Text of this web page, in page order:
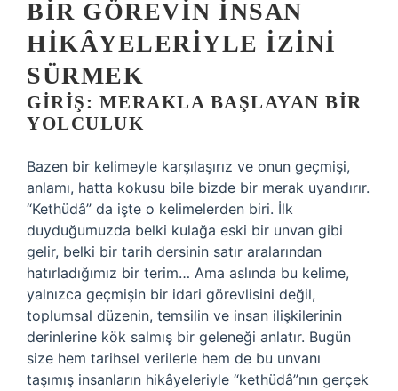
BIR GÖREVIN İNSAN
HIKÂYELERIYLE İZINI
SÜRMEK
GIRIŞ: MERAKLA BAŞLAYAN BIR
YOLCULUK
Bazen bir kelimeyle karşılaşırız ve onun geçmişi,
anlamı, hatta kokusu bile bizde bir merak uyandırır.
“Kethüdâ” da işte o kelimelerden biri. İlk
duyduğumuzda belki kulağa eski bir unvan gibi
gelir, belki bir tarih dersinin satır aralarından
hatırladığımız bir terim… Ama aslında bu kelime,
yalnızca geçmişin bir idari görevlisini değil,
toplumsal düzenin, temsilin ve insan ilişkilerinin
derinlerine kök salmış bir geleneği anlatır. Bugün
size hem tarihsel verilerle hem de bu unvanı
taşımış insanların hikâyeleriyle “kethüdâ”nın gerçek